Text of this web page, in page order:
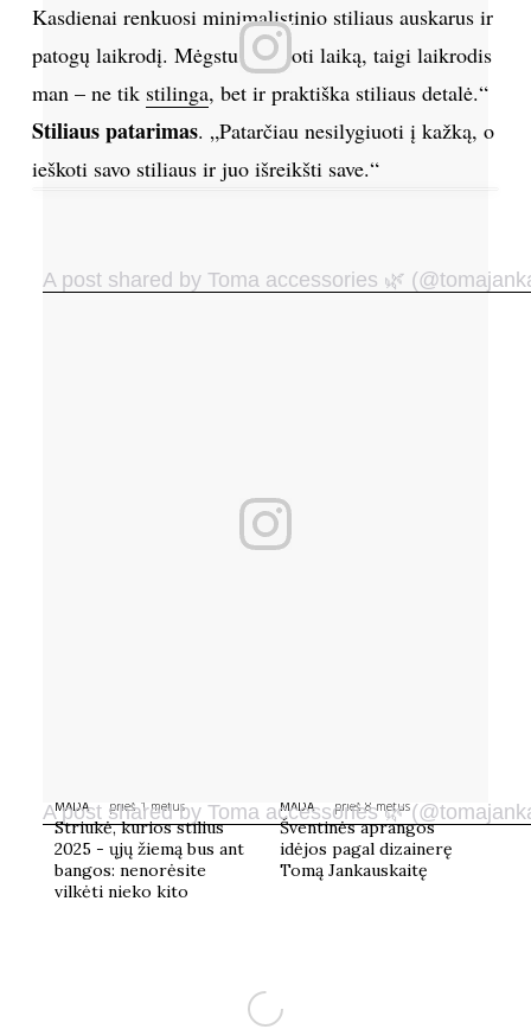
A post shared by Toma accessories 🌿
Kasdienai renkuosi minimalistinio stiliaus auskarus ir
patogų laikrodį. Mėgstu planuoti laiką, taigi laikrodis
man – ne tik stilinga, bet ir praktiška stiliaus detalė.“
Stiliaus patarimas. „Patarčiau nesilygiuoti į kažką, o
ieškoti savo stiliaus ir juo išreikšti save.“
A post shared by Toma accessories 🌿
MADA prieš 1 metus
Striukė, kurios stilius
2025 - ųjų žiemą bus ant
bangos: nenorėsite
vilkėti nieko kito
MADA prieš 8 metus
Šventinės aprangos
idėjos pagal dizainerę
Tomą Jankauskaitę